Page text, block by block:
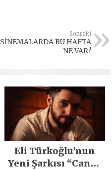
Sonraki
SİNEMALARDA BU HAFTA
NE VAR?
Eli Türkoğlu’nun
Yeni Şarkısı “Canın